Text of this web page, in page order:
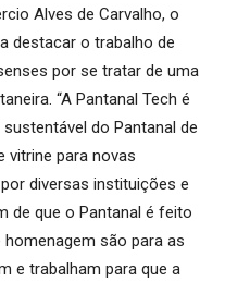
Alves de Carvalho, o
destacar o trabalho de
por se tratar de uma
“A Pantanal Tech é
do Pantanal de
vitrine para novas
diversas instituições e
de que o Pantanal é feito
são para as
e trabalham para que a